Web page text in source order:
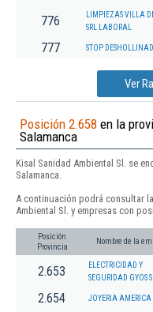
776
LIMPIEZAS VILLA
SRL LABORAL
777 STOP
Ver
Posición 2.658 en la
Salamanca
Kisal Sanidad Ambiental Sl. se
Salamanca.
A continuación podrá consultar
Ambiental Sl. y empresas con
Posición
Provincia
Nombre de la
2.653
ELECTRICIDAD Y
SEGURIDAD GYOS
2.654 JOYERIA AMERICA